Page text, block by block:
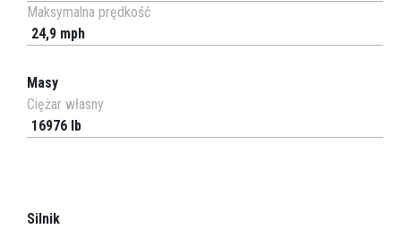
Maksymalna prędkość
24,9 mph
Masy
Ciężar własny
16976 lb
Silnik